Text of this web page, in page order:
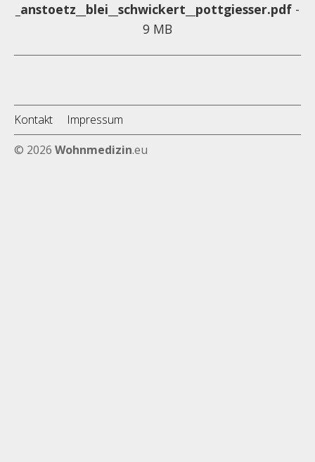
_anstoetz__blei__schwickert__pottgiesser.pdf -
9 MB
Kontakt
Impressum
© 2026 Wohnmedizin.eu